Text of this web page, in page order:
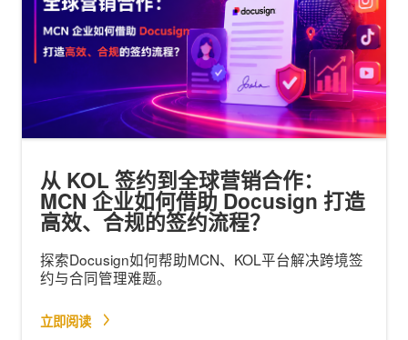
从 KOL 签约到全球营销合作：
MCN 企业如何借助 Docusign 打造
高效、合规的签约流程？
探索Docusign如何帮助MCN、KOL平台解决跨境签
约与合同管理难题。
立即阅读